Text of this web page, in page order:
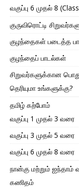
வகுப்பு 6 முதல் 8
குருவிரொட்டி
குழந்தைகள் படைத்த
குழந்தைப் பாடல்கள்
சிறுவர்களுக்கான
தெரியுமா உங்களுக்கு?
தமிழ் கற்போம்
வகுப்பு 1 முதல் 3 வரை
வகுப்பு 3 முதல் 5 வரை
வகுப்பு 6 முதல் 8 வரை
நான்கு மற்றும் ஐந்தாம்
கணிதம்